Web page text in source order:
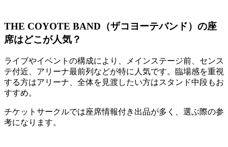
THE COYOTE BAND（ザコヨーテバンド）の座
席はどこが人気？
ライブやイベントの構成により、メインステージ前、センス
テ付近、アリーナ最前列などが特に人気です。臨場感を重視
する方はアリーナ、全体を見渡したい方はスタンド中段もお
すすめ。
チケットサークルでは座席情報付き出品が多く、選ぶ際の参
考になります。